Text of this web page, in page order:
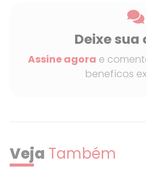
Deixe sua
Assine agora e
benefícos
Veja Também